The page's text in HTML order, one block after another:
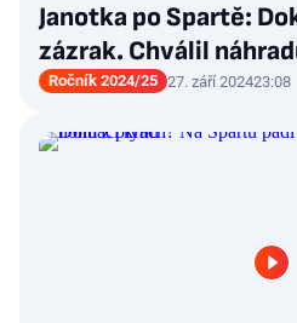
Janotka po Spartě:
zázrak. Chválil
Ročník 2024/25 27. září 202423:08